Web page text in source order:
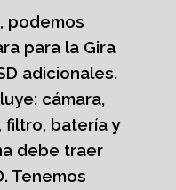
podemos
para la Gira
adicionales.
cámara,
batería y
debe traer
Tenemos